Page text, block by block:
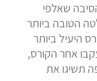
שאלפי
הטובה ביותר
היעיל ביותר
אחר הקורס,
תשיגו את